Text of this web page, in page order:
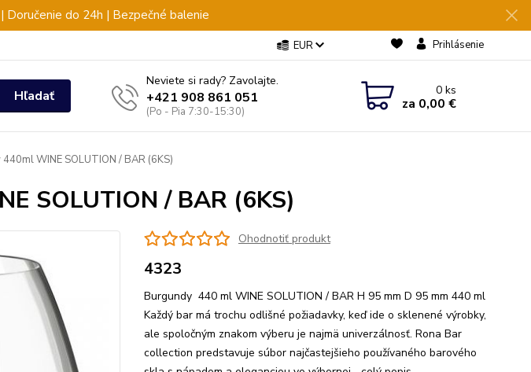
Doručenie do 24h | Bezpečné balenie
EUR Prihlásenie
Hľadať
Neviete si rady? Zavolajte.
+421 908 861 051
(Po - Pia 7:30-15:30)
0ks
za 0,00 €
WINE SOLUTION / BAR (6KS)
SOLUTION / BAR (6KS)
Ohodnotiť produkt
4323
Burgundy 440 ml WINE SOLUTION / BAR H 95 mm D 95 mm 440 ml
Každý bar má trochu odlišné požiadavky, keď ide o sklenené výrobky,
ale spoločným znakom výberu je najmä univerzálnosť. Rona Bar
collection predstavuje súbor najčastejšieho používaného barového